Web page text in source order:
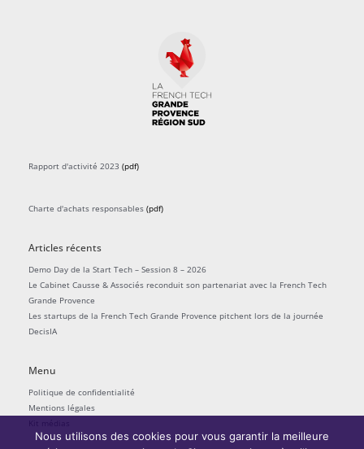
Rapport d'activité 2023 (pdf)
Charte d'achats responsables (pdf)
Articles récents
Demo Day de la Start Tech – Session 8 – 2026
Le Cabinet Causse & Associés reconduit son partenariat avec la French Tech
Grande Provence
Les startups de la French Tech Grande Provence pitchent lors de la journée
DecisIA
Menu
Politique de confidentialité
Mentions légales
Nous utilisons des cookies pour vous garantir la meilleure